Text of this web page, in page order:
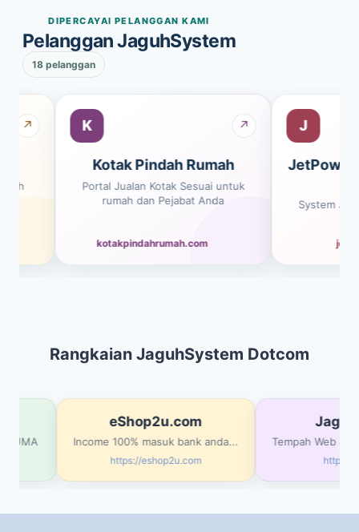
DIPERCAYAI PELANGGAN KAMI
Pelanggan JaguhSystem
18 pelanggan
↗ K ↗
Kotak Pindah Rumah
Portal Jualan Kotak Sesuai untuk
rumah dan Pejabat Anda
kotakpindahrumah.com
J
System
Rangkaian JaguhSystem Dotcom
eShop2u.com
Income 100% masuk bank anda...
https://eshop2u.com
Tempah Web &
https://